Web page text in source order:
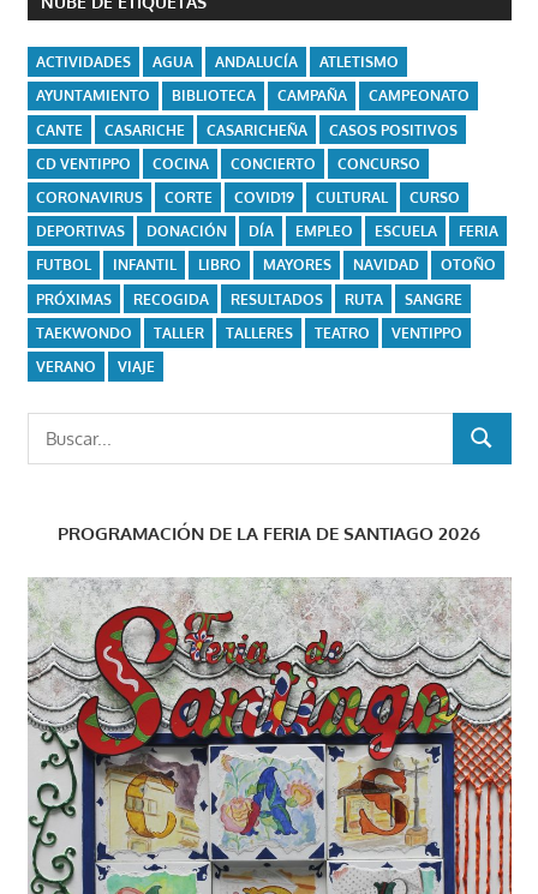
ACTIVIDADES AGUA ANDALUCÍA
ATLETISMO
AYUNTAMIENTO
BIBLIOTECA CAMPAÑA
CAMPEONATO
CANTE
CASARICHE CASARICHEÑA
CASOS POSITIVOS
CD VENTIPPO
COCINA CONCIERTO
CONCURSO
CORONAVIRUS
CORTE COVID19 CULTURAL
CURSO
DEPORTIVAS
DONACIÓN DÍA EMPLEO ESCUELA
FERIA
FUTBOL
INFANTIL LIBRO MAYORES NAVIDAD
OTOÑO
PRÓXIMAS
RECOGIDA RESULTADOS RUTA
SANGRE
TAEKWONDO
TALLER TALLERES TEATRO
VENTIPPO
VERANO
VIAJE
BUSCAR
PROGRAMACIÓN DE LA FERIA DE SANTIAGO 2026